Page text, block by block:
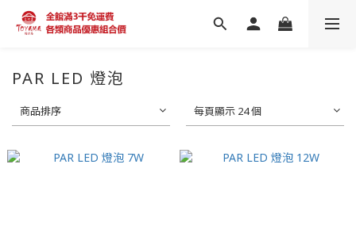
PAR LED 燈泡
商品排序 每頁顯示 24 個